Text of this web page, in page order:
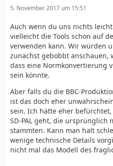
5. November 2017 um 15:51
Auch wenn du uns nichts
vielleicht die Tools schon auf
verwenden kann. Wir würden
zunächst gebobbt anschauen,
dass eine Normkonvertierung
sein könnte.
Aber falls du die BBC-
ist das doch eher
sein. Ich hätte eher befürchtet,
SD-PAL geht, die ursprünglich
stammten. Kann man halt
wenige technische Details
nicht mal das Modell des